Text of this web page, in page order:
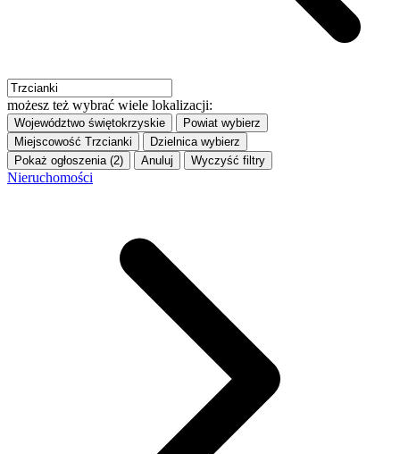
możesz też wybrać wiele lokalizacji:
Województwo świętokrzyskie Powiat wybierz
Miejscowość Trzcianki Dzielnica wybierz
Pokaż ogłoszenia (2)
Anuluj Wyczyść filtry
Nieruchomości